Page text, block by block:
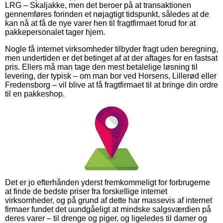
LRG – Skaljakke, men det beroer på at transaktionen
gennemføres forinden et nøjagtigt tidspunkt, således at de
kan nå at få de nye varer hen til fragtfirmaet forud for at
pakkepersonalet tager hjem.
Nogle få internet virksomheder tilbyder fragt uden beregning,
men undertiden er det betinget af at der aftages for en fastsat
pris. Ellers må man tage den mest betalelige løsning til
levering, der typisk – om man bor ved Horsens, Lillerød eller
Fredensborg – vil blive at få fragtfirmaet til at bringe din ordre
til en pakkeshop.
Det er jo efterhånden yderst fremkommeligt for forbrugerne
at finde de bedste priser fra forskellige internet
virksomheder, og på grund af dette har massevis af internet
firmaer fundet det uundgåeligt at mindske salgsværdien på
deres varer – til drenge og piger, og ligeledes til damer og